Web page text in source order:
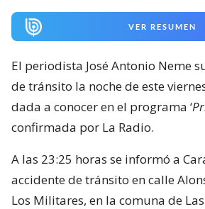
VER RESUMEN
El periodista José Antonio Neme
de tránsito la noche de este
dada a conocer en el programa ‘
confirmada por La Radio.
A las 23:25 horas se informó a
accidente de tránsito en calle
Los Militares, en la comuna de